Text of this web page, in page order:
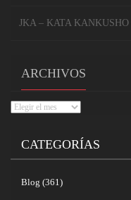
JKA – KATA KANKUSHO
ARCHIVOS
Archivos
CATEGORÍAS
Blog (361)